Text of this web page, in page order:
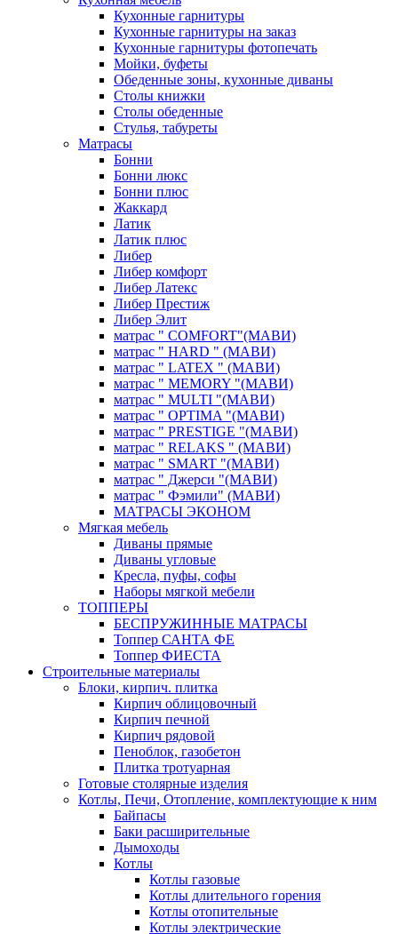
Кухонные гарнитуры
Кухонные гарнитуры на заказ
Кухонные гарнитуры фотопечать
Мойки, буфеты
Обеденные зоны, кухонные диваны
Столы книжки
Столы обеденные
Стулья, табуреты
Матрасы
Бонни
Бонни люкс
Бонни плюс
Жаккард
Латик
Латик плюс
Либер
Либер комфорт
Либер Латекс
Либер Престиж
Либер Элит
матрас " COMFORT"(МАВИ)
матрас " HARD " (МАВИ)
матрас " LATEX " (МАВИ)
матрас " MEMORY "(МАВИ)
матрас " MULTI "(МАВИ)
матрас " OPTIMA "(МАВИ)
матрас " PRESTIGE "(МАВИ)
матрас " RELAKS " (МАВИ)
матрас " SMART "(МАВИ)
матрас " Джерси "(МАВИ)
матрас " Фэмили" (МАВИ)
МАТРАСЫ ЭКОНОМ
Мягкая мебель
Диваны прямые
Диваны угловые
Кресла, пуфы, софы
Наборы мягкой мебели
ТОППЕРЫ
БЕСПРУЖИННЫЕ МАТРАСЫ
Топпер САНТА ФЕ
Топпер ФИЕСТА
Строительные материалы
Блоки, кирпич. плитка
Кирпич облицовочный
Кирпич печной
Кирпич рядовой
Пеноблок, газобетон
Плитка тротуарная
Готовые столярные изделия
Котлы, Печи, Отопление, комплектующие к ним
Байпасы
Баки расширительные
Дымоходы
Котлы
Котлы газовые
Котлы длительного горения
Котлы отопительные
Котлы электрические